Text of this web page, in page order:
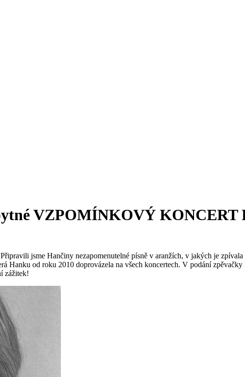
VZPOMÍNKOVÝ KONCERT
jsme Hančiny nezapomenutelné písně v aranžích, v jakých je
Hanku od roku 2010 doprovázela na všech koncertech. V podání
zážitek!